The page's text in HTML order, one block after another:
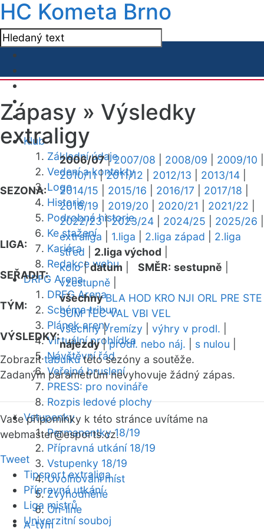
HC Kometa Brno
Klub
Základní údaje
Vedení a kontakty
Logo
Historie
Podrobná historie
Ke stažení
Kariéra
Redakce webu
DRFG Arena
DRFG Arena
Schéma tribun
Plánek areny
Virtuální prohlídka
Návštěvní řád
Veřejné bruslení
PRESS: pro novináře
Rozpis ledové plochy
Vstupenky
Permanentky 18/19
Přípravná utkání 18/19
Vstupenky 18/19
Uvolňování míst
Zvýhodněné
On-line
A-tým
Zápasy » Výsledky
extraligy
SEZONA:
2006/07|2007/08 2008/09 2009/10
2010/11|2011/12 2012/13 2013/14
2014/15
2015/16 2016/17 2017/18
2018/19
2019/20 2020/21 2021/22
2022/23|2023/24 2024/25 2025/26
LIGA:
extraliga 1.liga 2.liga západ
2.liga
střed
2.liga východ
SEŘADIT:
kolo|datum SMĚR: sestupně
vzestupně
TÝM:
všechny BLA HOD KRO NJI ORL PRE STE
SUM TEC VAL VBI VEL
VÝSLEDKY:
všechny|remízy výhry v prodl.
nájezdy|prodl. nebo náj. s nulou
Zobrazittabulkutéto sezóny a soutěže.
Zadaným parametrům nevyhovuje žádný zápas.
Vaše připomínky k této stránce uvítáme na
webmaster@esports.cz.
Tweet
Tipsport extraliga
Přípravná utkání
Liga mistrů
Univerzitní souboj